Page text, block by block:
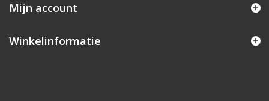
Mijn account
Winkelinformatie